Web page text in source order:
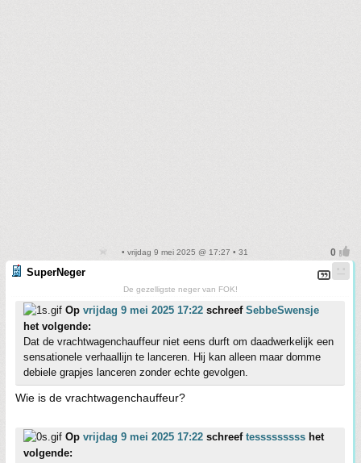
• vrijdag 9 mei 2025 @ 17:27 • 31
SuperNeger
De gezelligste neger van FOK!
Op vrijdag 9 mei 2025 17:22 schreef SebbeSwensje
het volgende:
Dat de vrachtwagenchauffeur niet eens durft om daadwerkelijk een
sensationele verhaallijn te lanceren. Hij kan alleen maar domme
debiele grapjes lanceren zonder echte gevolgen.
Wie is de vrachtwagenchauffeur?
Op vrijdag 9 mei 2025 17:22 schreef tesssssssss het
volgende: